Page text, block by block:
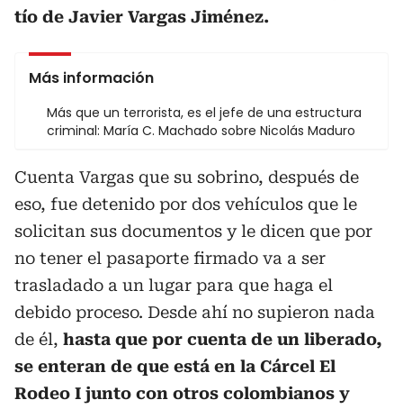
tío de Javier Vargas Jiménez.
Más información
Más que un terrorista, es el jefe de una estructura
criminal: María C. Machado sobre Nicolás Maduro
Cuenta Vargas que su sobrino, después de
eso, fue detenido por dos vehículos que le
solicitan sus documentos y le dicen que por
no tener el pasaporte firmado va a ser
trasladado a un lugar para que haga el
debido proceso. Desde ahí no supieron nada
de él, hasta que por cuenta de un liberado,
se enteran de que está en la Cárcel El
Rodeo I junto con otros colombianos y